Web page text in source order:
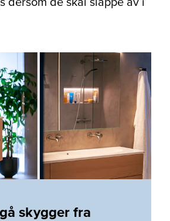
skygger fra